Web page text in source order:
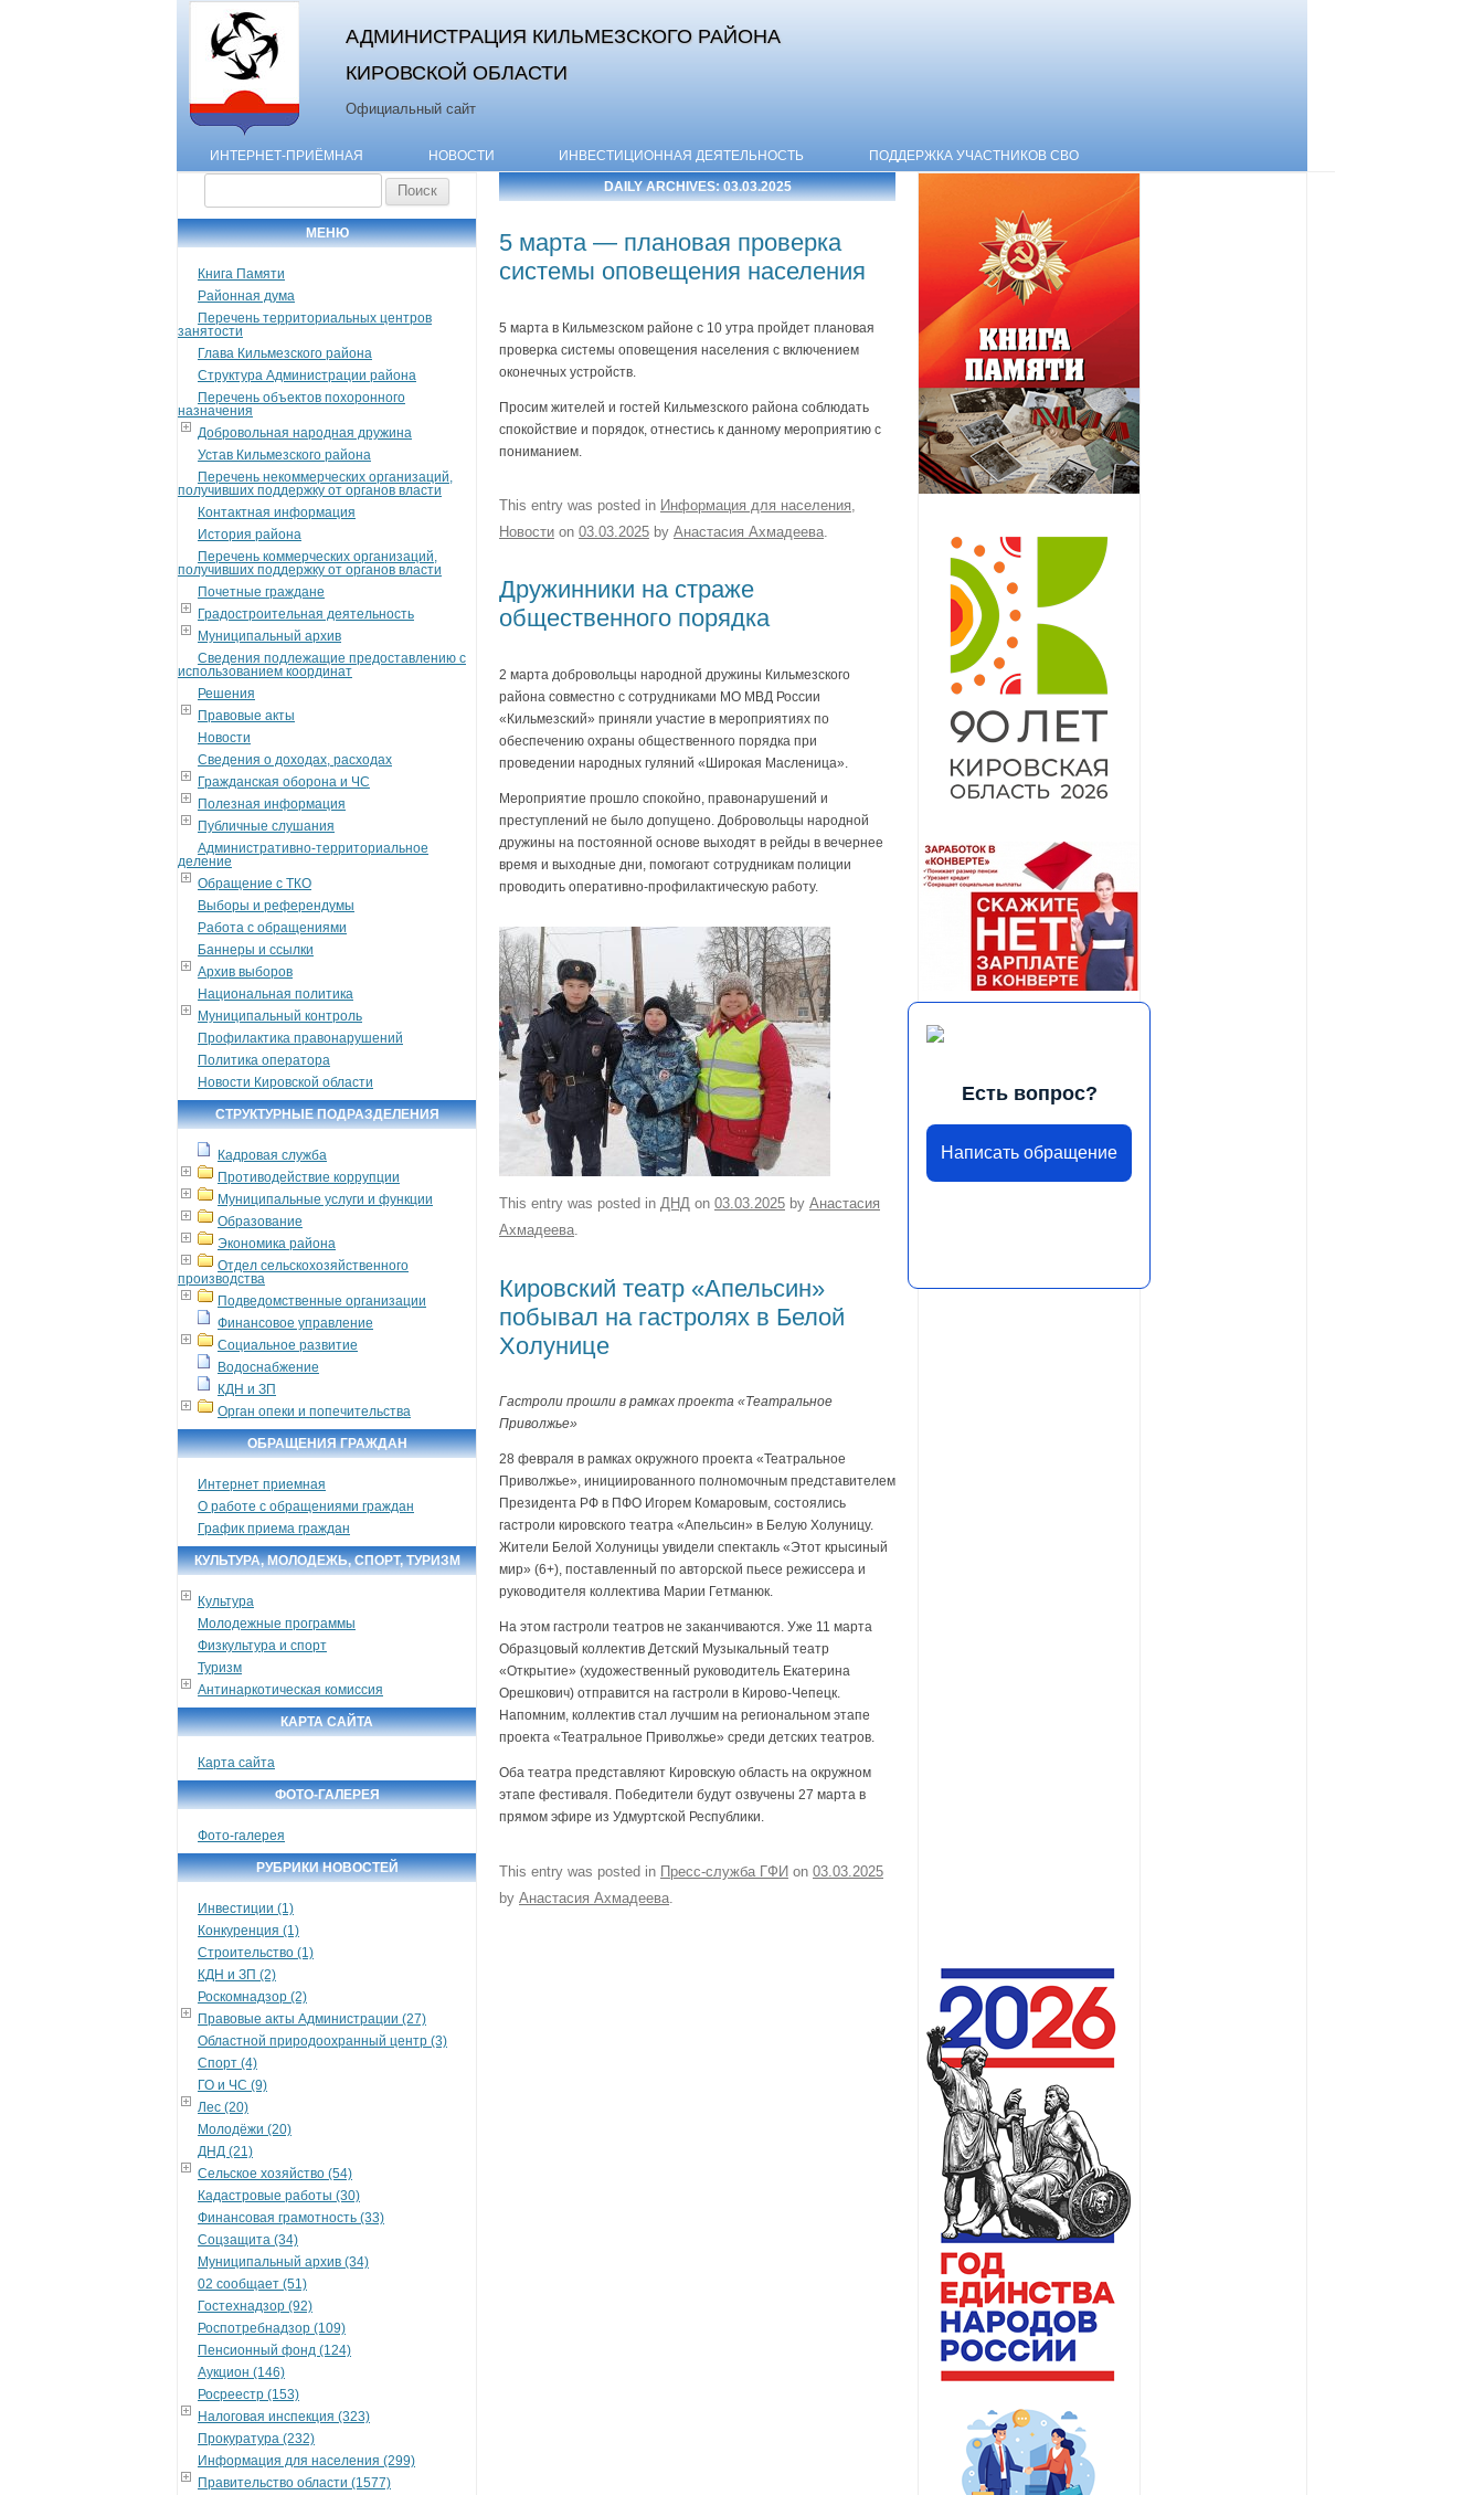
АДМИНИСТРАЦИЯ КИЛЬМЕЗСКОГО РАЙОНА
КИРОВСКОЙ ОБЛАСТИ
Официальный сайт
Skip to content
ИНТЕРНЕТ-ПРИЁМНАЯ НОВОСТИ ИНВЕСТИЦИОННАЯ ДЕЯТЕЛЬНОСТЬ ПОДДЕРЖКА УЧАСТНИКОВ СВО
МЕНЮ
Книга Памяти
Районная дума
Перечень территориальных центров
занятости
Глава Кильмезского района
Структура Администрации района
Перечень объектов похоронного
назначения
Добровольная народная дружина
Устав Кильмезского района
Перечень некоммерческих организаций,
получивших поддержку от органов власти
Контактная информация
История района
Перечень коммерческих организаций,
получивших поддержку от органов власти
Почетные граждане
Градостроительная деятельность
Муниципальный архив
Сведения подлежащие предоставлению с
использованием координат
Решения
Правовые акты
Новости
Сведения о доходах, расходах
Гражданская оборона и ЧС
Полезная информация
Публичные слушания
Административно-территориальное
деление
Обращение с ТКО
Выборы и референдумы
Работа с обращениями
Баннеры и ссылки
Архив выборов
Национальная политика
Муниципальный контроль
Профилактика правонарушений
Политика оператора
Новости Кировской области
СТРУКТУРНЫЕ ПОДРАЗДЕЛЕНИЯ
Кадровая служба
Противодействие коррупции
Муниципальные услуги и функции
Образование
Экономика района
Отдел сельскохозяйственного
производства
Подведомственные организации
Финансовое управление
Социальное развитие
Водоснабжение
КДН и ЗП
Орган опеки и попечительства
ОБРАЩЕНИЯ ГРАЖДАН
Интернет приемная
О работе с обращениями граждан
График приема граждан
КУЛЬТУРА, МОЛОДЕЖЬ, СПОРТ, ТУРИЗМ
Культура
Молодежные программы
Физкультура и спорт
Туризм
Антинаркотическая комиссия
КАРТА САЙТА
Карта сайта
ФОТО-ГАЛЕРЕЯ
Фото-галерея
РУБРИКИ НОВОСТЕЙ
Инвестиции (1)
Конкуренция (1)
Строительство (1)
КДН и ЗП (2)
Роскомнадзор (2)
Правовые акты Администрации (27)
Областной природоохранный центр (3)
Спорт (4)
ГО и ЧС (9)
Лес (20)
Молодёжи (20)
ДНД (21)
Сельское хозяйство (54)
Кадастровые работы (30)
Финансовая грамотность (33)
Соцзащита (34)
Муниципальный архив (34)
02 сообщает (51)
Гостехнадзор (92)
Роспотребнадзор (109)
Пенсионный фонд (124)
Аукцион (146)
Росреестр (153)
Налоговая инспекция (323)
Прокуратура (232)
Информация для населения (299)
Правительство области (1577)
DAILY ARCHIVES:03.03.2025
5 марта — плановая проверка
системы оповещения населения
5 марта в Кильмезском районе с 10 утра пройдет плановая
проверка системы оповещения населения с включением
оконечных устройств.
Просим жителей и гостей Кильмезского района соблюдать
спокойствие и порядок, отнестись к данному мероприятию с
пониманием.
This entry was posted in Информация для населения
Новости on 03.03.2025 by Анастасия Ахмадеева
Дружинники на страже
общественного порядка
2 марта добровольцы народной дружины Кильмезского
района совместно с сотрудниками МО МВД России
«Кильмезский» приняли участие в мероприятиях по
обеспечению охраны общественного порядка при
проведении народных гуляний «Широкая Масленица».
Мероприятие прошло спокойно, правонарушений и
преступлений не было допущено. Добровольцы народной
дружины на постоянной основе выходят в рейды в вечернее
время и выходные дни, помогают сотрудникам полиции
проводить оперативно-профилактическую работу.
This entry was posted in ДНД on 03.03.2025 by Анастасия
Ахмадеева.
Кировский театр «Апельсин»
побывал на гастролях в Белой
Холунице
Гастроли прошли в рамках проекта «Театральное
Приволжье»
28 февраля в рамках окружного проекта «Театральное
Приволжье», инициированного полномочным представителем
Президента РФ в ПФО Игорем Комаровым, состоялись
гастроли кировского театра «Апельсин» в Белую Холуницу.
Жители Белой Холуницы увидели спектакль «Этот крысиный
мир» (6+), поставленный по авторской пьесе режиссера и
руководителя коллектива Марии Гетманюк.
На этом гастроли театров не заканчиваются. Уже 11 марта
Образцовый коллектив Детский Музыкальный театр
«Открытие» (художественный руководитель Екатерина
Орешкович) отправится на гастроли в Кирово-Чепецк.
Напомним, коллектив стал лучшим на региональном этапе
проекта «Театральное Приволжье» среди детских театров.
Оба театра представляют Кировскую область на окружном
этапе фестиваля. Победители будут озвучены 27 марта в
прямом эфире из Удмуртской Республики.
This entry was posted in Пресс-служба ГФИ on 03.03.2025
by Анастасия Ахмадеева
Есть вопрос?
Написать обращение